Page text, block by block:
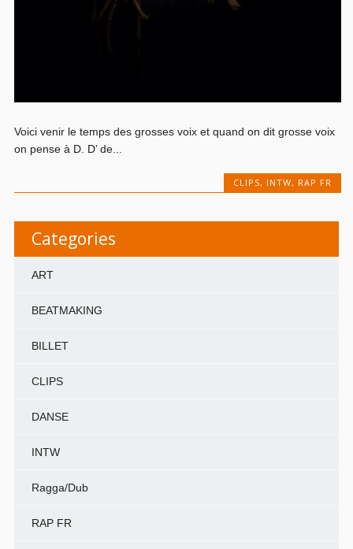
Voici venir le temps des grosses voix et quand on dit grosse voix
on pense à D. D’ de...
CLIPS, INTW, RAP FR
Categories
ART
BEATMAKING
BILLET
CLIPS
DANSE
INTW
Ragga/Dub
RAP FR